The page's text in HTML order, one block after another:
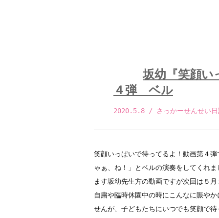
坂幼『笑顔い
４弾 ベル
2020.5.8 / さっかーせんせい
笑顔いっぱいで待ってるよ！動画第４
ゃぁ、ね！」とベルの演奏をしてくれ
ます坂幼先生方の動画ですが次回は５
自粛や臨時休園中の時にこんなに賑や
せんが、子どもたちにいつでも笑顔で